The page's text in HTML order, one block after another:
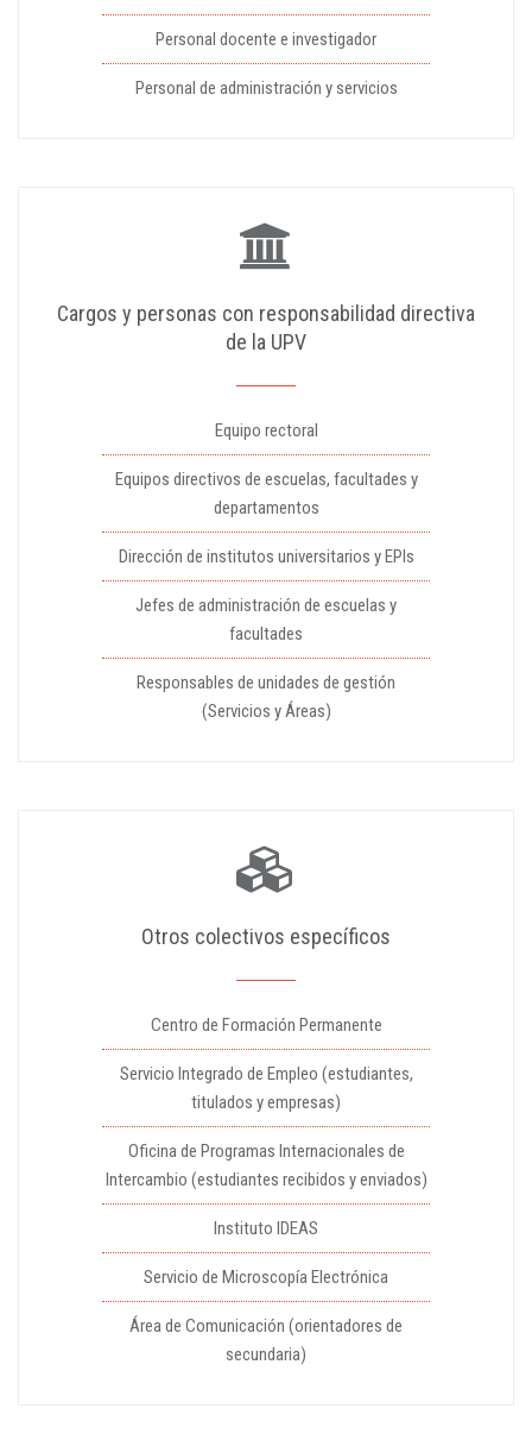
Personal docente e investigador
Personal de administración y servicios
Cargos y personas con responsabilidad directiva
de la UPV
Equipo rectoral
Equipos directivos de escuelas, facultades y
departamentos
Dirección de institutos universitarios y EPIs
Jefes de administración de escuelas y
facultades
Responsables de unidades de gestión
(Servicios y Áreas)
Otros colectivos específicos
Centro de Formación Permanente
Servicio Integrado de Empleo (estudiantes,
titulados y empresas)
Oficina de Programas Internacionales de
Intercambio (estudiantes recibidos y enviados)
Instituto IDEAS
Servicio de Microscopía Electrónica
Área de Comunicación (orientadores de
secundaria)